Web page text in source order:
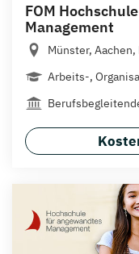
FOM
Management
Münster,
Arbeits-,